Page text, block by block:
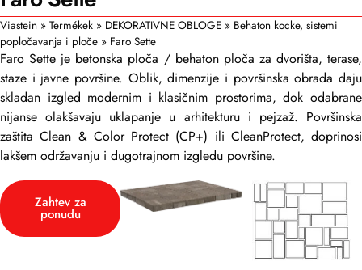
Viastein » Termékek » DEKORATIVNE OBLOGE » Behaton kocke, sistemi
popločavanja i ploče » Faro Sette
Faro Sette je betonska ploča / behaton ploča za dvorišta, terase,
staze i javne površine. Oblik, dimenzije i površinska obrada daju
skladan izgled modernim i klasičnim prostorima, dok odabrane
nijanse olakšavaju uklapanje u arhitekturu i pejzaž. Površinska
zaštita Clean & Color Protect (CP+) ili CleanProtect, doprinosi
lakšem održavanju i dugotrajnom izgledu površine.
Zahtev za
ponudu